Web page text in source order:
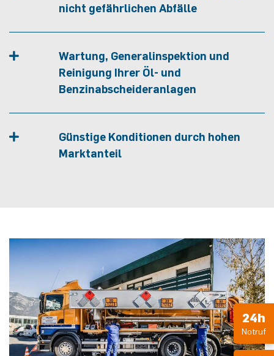
nicht gefährlichen Abfälle
Wartung, Generalinspektion und
Reinigung Ihrer Öl- und
Benzinabscheideranlagen
Günstige Konditionen durch hohen
Marktanteil
24h
Notruf